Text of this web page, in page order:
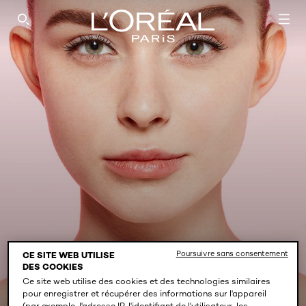
SEARCH THIS SITE
FALSE LASH - MAQUILLAGE
DES YEUX
CE SITE WEB UTILISE
DES COOKIES
Ce site web utilise des cookies et des technologies similaires
pour enregistrer et récupérer des informations sur l'appareil
Poursuivre sans consentement